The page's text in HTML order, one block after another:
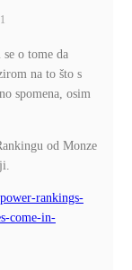
o tome da
na to što s
spomena, osim
od Monze
rankings-
come-in-